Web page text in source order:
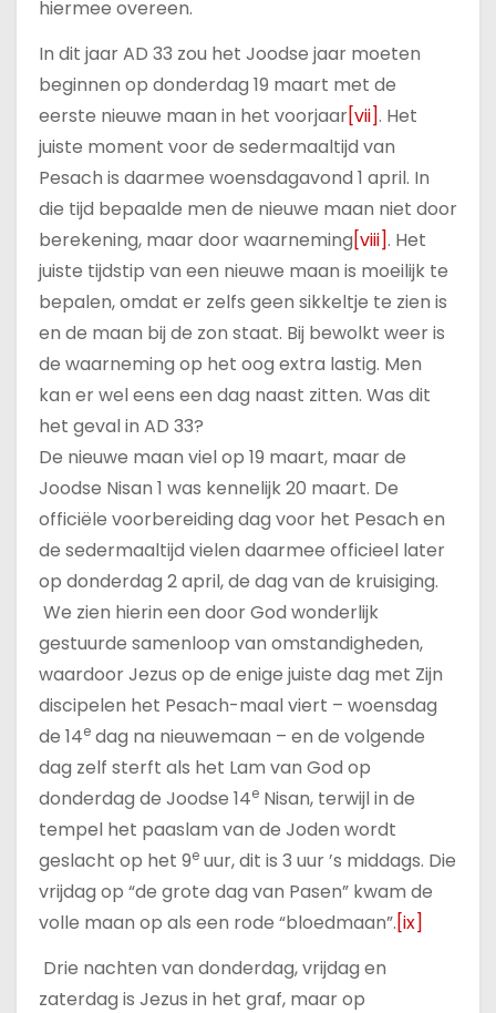
hiermee overeen.
In dit jaar AD 33 zou het Joodse jaar moeten
beginnen op donderdag 19 maart met de
eerste nieuwe maan in het voorjaar[vii]. Het
juiste moment voor de sedermaaltijd van
Pesach is daarmee woensdagavond 1 april. In
die tijd bepaalde men de nieuwe maan niet door
berekening, maar door waarneming[viii]. Het
juiste tijdstip van een nieuwe maan is moeilijk te
bepalen, omdat er zelfs geen sikkeltje te zien is
en de maan bij de zon staat. Bij bewolkt weer is
de waarneming op het oog extra lastig. Men
kan er wel eens een dag naast zitten. Was dit
het geval in AD 33?
De nieuwe maan viel op 19 maart, maar de
Joodse Nisan 1 was kennelijk 20 maart. De
officiële voorbereiding dag voor het Pesach en
de sedermaaltijd vielen daarmee officieel later
op donderdag 2 april, de dag van de kruisiging.
We zien hierin een door God wonderlijk
gestuurde samenloop van omstandigheden,
waardoor Jezus op de enige juiste dag met Zijn
discipelen het Pesach-maal viert – woensdag
de 14e dag na nieuwemaan – en de volgende
dag zelf sterft als het Lam van God op
donderdag de Joodse 14e Nisan, terwijl in de
tempel het paaslam van de Joden wordt
geslacht op het 9e uur, dit is 3 uur ’s middags. Die
vrijdag op “de grote dag van Pasen” kwam de
volle maan op als een rode “bloedmaan”.[ix]
Drie nachten van donderdag, vrijdag en
zaterdag is Jezus in het graf, maar op